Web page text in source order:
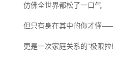
仿佛全世界都松了一口气
但只有身在其中的你才懂
更是一次家庭关系的“极限拉